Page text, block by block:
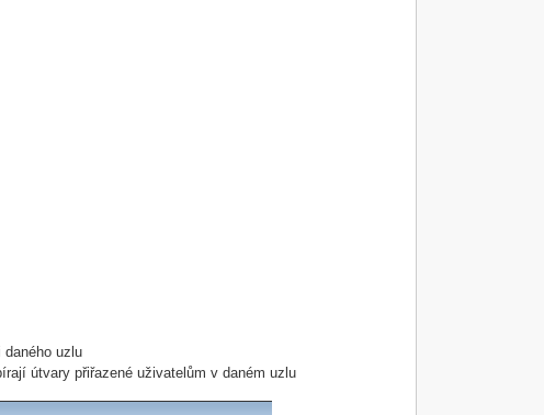
daného uzlu
útvary přiřazené uživatelům v daném uzlu